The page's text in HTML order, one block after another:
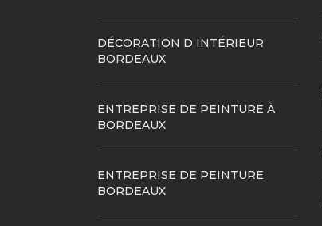
DÉCORATION D INTÉRIEUR
BORDEAUX
ENTREPRISE DE PEINTURE À
BORDEAUX
ENTREPRISE DE PEINTURE
BORDEAUX